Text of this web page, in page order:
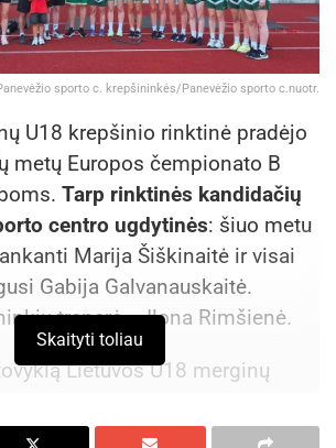
sporto c. krepšininkės/Panevėžio sporto c.nuotr.
U18 krepšinio rinktinė pradėjo
metų Europos čempionato B
Tarp rinktinės kandidačių
centro ugdytinės: šiuo metu
Marija Šiškinaitė ir visai
Gabija Galvanauskaitė.
trenerė – Ilona Rimšienė.
Lietuvos U18 merginų
metu ruošiasi U20 Europos
Skaityti toliau